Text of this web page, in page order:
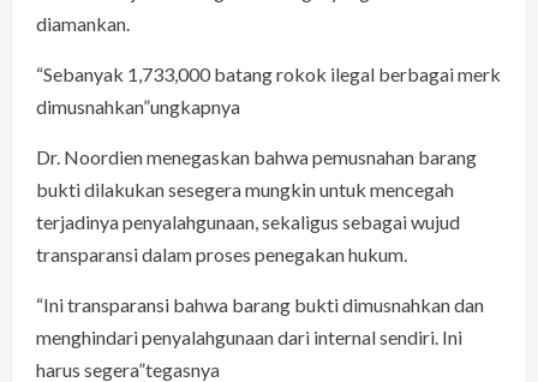
diamankan.
“Sebanyak 1,733,000 batang rokok ilegal berbagai merk
dimusnahkan”ungkapnya
Dr. Noordien menegaskan bahwa pemusnahan barang
bukti dilakukan sesegera mungkin untuk mencegah
terjadinya penyalahgunaan, sekaligus sebagai wujud
transparansi dalam proses penegakan hukum.
“Ini transparansi bahwa barang bukti dimusnahkan dan
menghindari penyalahgunaan dari internal sendiri. Ini
harus segera”tegasnya